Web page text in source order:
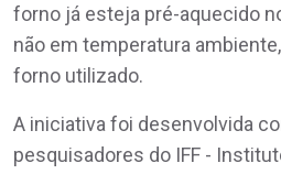
forno já esteja pré-aquecido
não em temperatura
forno utilizado.
A iniciativa foi desenvolvida
pesquisadores do IFF -